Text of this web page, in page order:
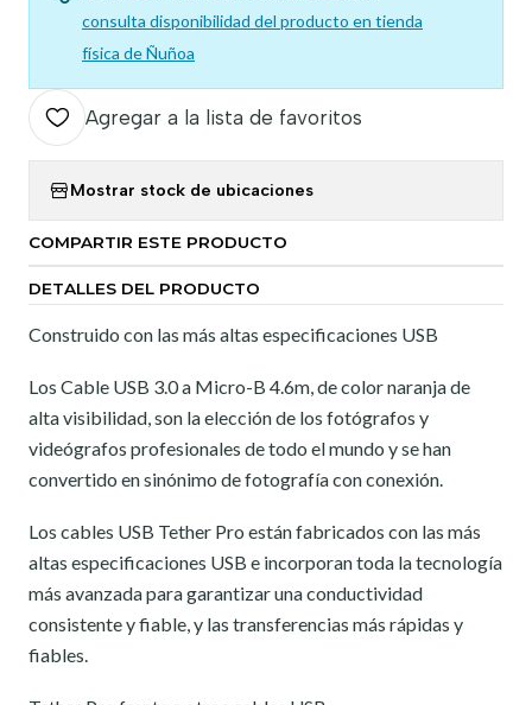
consulta disponibilidad del producto en tienda
física de Ñuñoa
Agregar a la lista de favoritos
Mostrar stock de ubicaciones
COMPARTIR ESTE PRODUCTO
DETALLES DEL PRODUCTO
Construido con las más altas especificaciones USB
Los Cable USB 3.0 a Micro-B 4.6m, de color naranja de
alta visibilidad, son la elección de los fotógrafos y
videógrafos profesionales de todo el mundo y se han
convertido en sinónimo de fotografía con conexión.
Los cables USB Tether Pro están fabricados con las más
altas especificaciones USB e incorporan toda la tecnología
más avanzada para garantizar una conductividad
consistente y fiable, y las transferencias más rápidas y
fiables.